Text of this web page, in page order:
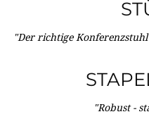
"Der richtige
"Robust -